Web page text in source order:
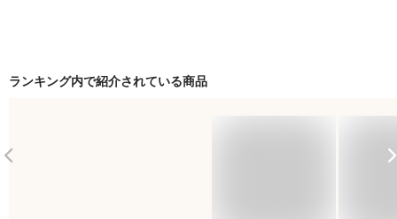
ランキング内で紹介されている商品